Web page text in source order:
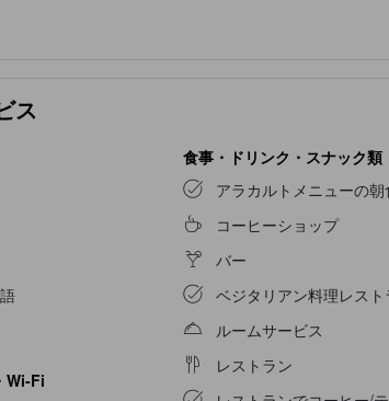
するため、客室は魅力的なデザインで、基本的な生活
必要なものがすべて揃っていて便利です。 客室の
で無料のモーニングミ
ヒーの爽快な味わいをお楽しみいただけます。 食
験！当宿泊施設のエンターテイメント施設の外に出
楽しめるアクティビティで遊びましょう。 滞在中、す
。
ス
Wi-Fi
食事・ドリンク・スナック類
アラカルトメニューの朝
コーヒーショップ
バー
ベジタリアン料理レスト
ルームサービス
レストラン